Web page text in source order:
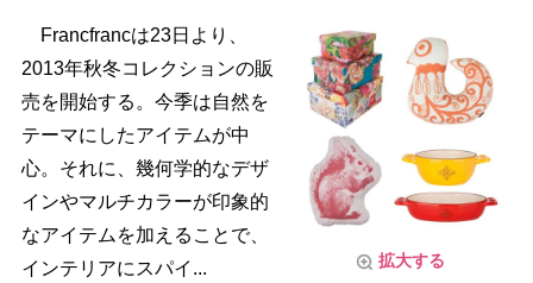
拡大する
Francfrancは23日より、
2013年秋冬コレクションの販
売を開始する。今季は自然を
テーマにしたアイテムが中
心。それに、幾何学的なデザ
インやマルチカラーが印象的
なアイテムを加えることで、
インテリアにスパイ...